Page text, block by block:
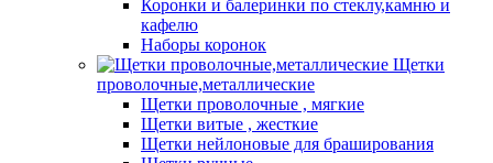
Коронки и балеринки по стеклу,камню и
кафелю
Наборы коронок
Щетки
проволочные,металлические
Щетки проволочные , мягкие
Щетки витые , жесткие
Щетки нейлоновые для браширования